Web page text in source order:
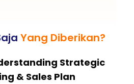
Yang Diberikan?
Strategic
& Sales Plan